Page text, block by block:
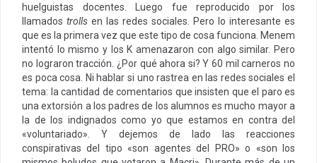
huelguistas docentes. Luego fue reproducido por los
llamados trolls en las redes sociales. Pero lo interesante es
que es la primera vez que este tipo de cosa funciona. Menem
intentó lo mismo y los K amenazaron con algo similar. Pero
no lograron tracción. ¿Por qué ahora si? Y 60 mil carneros no
es poca cosa. Ni hablar si uno rastrea en las redes sociales el
tema: la cantidad de comentarios que insisten que el paro es
una extorsión a los padres de los alumnos es mucho mayor a
la de los indignados como yo que estamos en contra del
«voluntariado». Y dejemos de lado las reacciones
conspirativas del tipo «son agentes del PRO» o «son los